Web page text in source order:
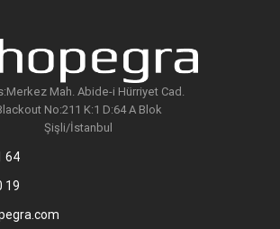
Mah. Abide-i Hürriyet Cad.
No:211 K:1 D:64 A Blok
Şişli/İstanbul
64
19